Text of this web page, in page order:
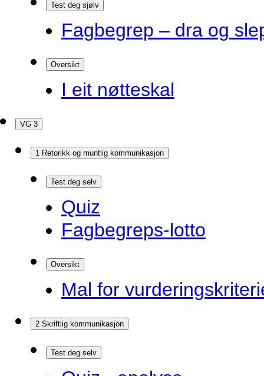
Test deg sjølv
Fagbegrep – dra og
Oversikt
I eit nøtteskal
VG 3
1 Retorikk og muntlig kommunikasjon
Test deg selv
Quiz
Fagbegreps-lotto
Oversikt
Mal for
2 Skriftlig kommunikasjon
Test deg selv